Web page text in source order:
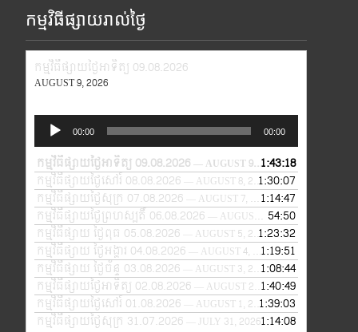
កម្មវិធីផ្សាយរាល់ថ្ងៃ
កម្មវិធីផ្សាយថ្ងៃអាទិត្យ 09.08.2026
AUGUST 9, 2026
Audio
Player
00:00 00:00
កម្មវិធីផ្សាយថ្ងៃអាទិត្យ 09.08.2026— AUGUST 9, 2026 1:43:18
កម្មវិធីផ្សាយថ្ងៃសៅរ៍ 08.08.2026
— AUGUST 8, 2026 1:30:07
កម្មវិធីផ្សាយថ្ងៃសុក្រ 07.08.2026
— AUGUST 7, 2026
1:14:47
កម្មវិធីផ្សាយថ្ងៃព្រហស្បតិ៍ 06.08.2026
— AUGUST 6, 2026
54:50
កម្មវិធីផ្សាយ ថ្ងៃពុធ 05.08.2026
— AUGUST 5, 2026 1:23:32
កម្មវិធីផ្សាយ ថ្ងៃអង្គារ 04.08.2026
— AUGUST 4, 2026
1:19:51
កម្មវិធីផ្សាយ ថ្ងៃច័ន្ទ 03.08.2026
— AUGUST 3, 2026 1:08:44
កម្មវិធីផ្សាយថ្ងៃអាទិត្យ 02.08.2026
— AUGUST 2, 2026 1:40:49
កម្មវិធីផ្សាយថ្ងៃសៅរ៍ 01.08.2026
— AUGUST 1, 2026 1:39:03
កម្មវិធីផ្សាយថ្ងៃសុក្រ 31.07.2026
— JULY 31, 20261:14:08